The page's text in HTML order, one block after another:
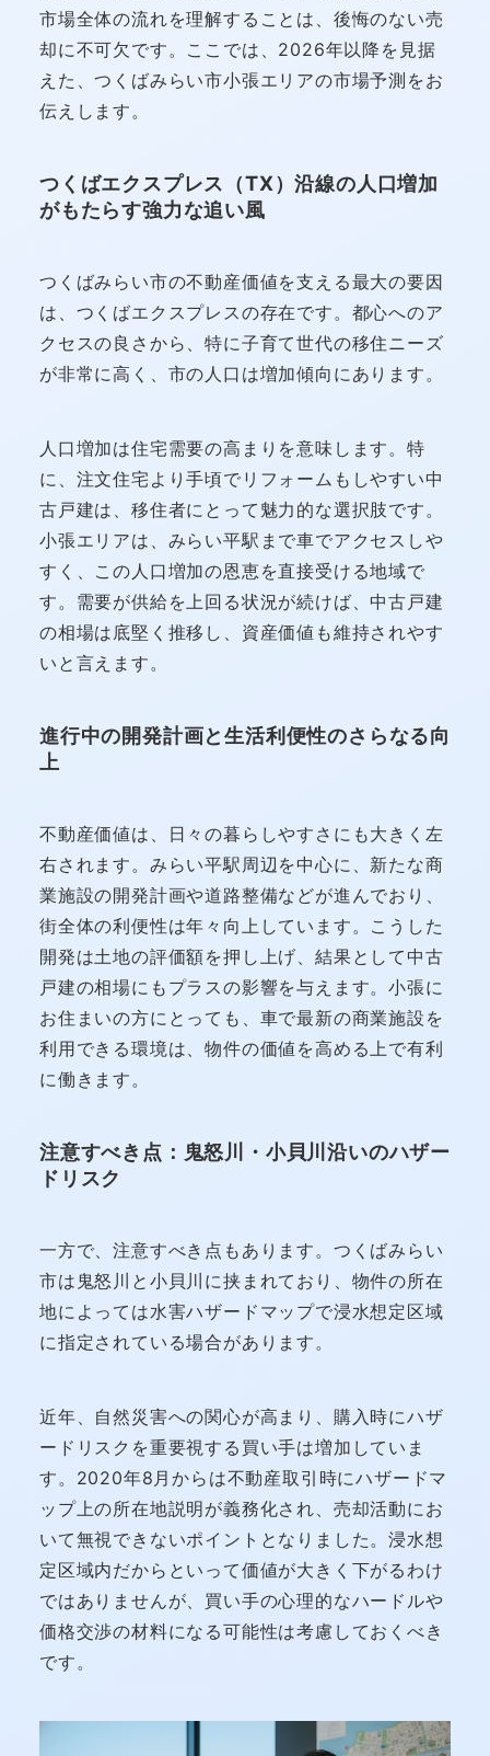
市場全体の流れを理解することは、後悔のない売
却に不可欠です。ここでは、2026年以降を見据
えた、つくばみらい市小張エリアの市場予測をお
伝えします。
つくばエクスプレス（TX）沿線の人口増加
がもたらす強力な追い風
つくばみらい市の不動産価値を支える最大の要因
は、つくばエクスプレスの存在です。都心へのア
クセスの良さから、特に子育て世代の移住ニーズ
が非常に高く、市の人口は増加傾向にあります。
人口増加は住宅需要の高まりを意味します。特
に、注文住宅より手頃でリフォームもしやすい中
古戸建は、移住者にとって魅力的な選択肢です。
小張エリアは、みらい平駅まで車でアクセスしや
すく、この人口増加の恩恵を直接受ける地域で
す。需要が供給を上回る状況が続けば、中古戸建
の相場は底堅く推移し、資産価値も維持されやす
いと言えます。
進行中の開発計画と生活利便性のさらなる向
上
不動産価値は、日々の暮らしやすさにも大きく左
右されます。みらい平駅周辺を中心に、新たな商
業施設の開発計画や道路整備などが進んでおり、
街全体の利便性は年々向上しています。こうした
開発は土地の評価額を押し上げ、結果として中古
戸建の相場にもプラスの影響を与えます。小張に
お住まいの方にとっても、車で最新の商業施設を
利用できる環境は、物件の価値を高める上で有利
に働きます。
注意すべき点：鬼怒川・小貝川沿いのハザー
ドリスク
一方で、注意すべき点もあります。つくばみらい
市は鬼怒川と小貝川に挟まれており、物件の所在
地によっては水害ハザードマップで浸水想定区域
に指定されている場合があります。
近年、自然災害への関心が高まり、購入時にハザ
ードリスクを重要視する買い手は増加していま
す。2020年8月からは不動産取引時にハザードマ
ップ上の所在地説明が義務化され、売却活動にお
いて無視できないポイントとなりました。浸水想
定区域内だからといって価値が大きく下がるわけ
ではありませんが、買い手の心理的なハードルや
価格交渉の材料になる可能性は考慮しておくべき
です。